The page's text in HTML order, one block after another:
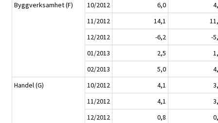
Byggverksamhet (F)
10/2012 6,0
11/2012
14,1
12/2012
-6,2
-
01/2013
2,5
02/2013
5,0
Handel (G)
10/2012 4,1
11/2012
4,1
12/2012
0,8